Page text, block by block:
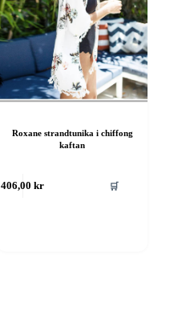
Roxane strandtunika i chiffong
kaftan
406,00kr 🛒